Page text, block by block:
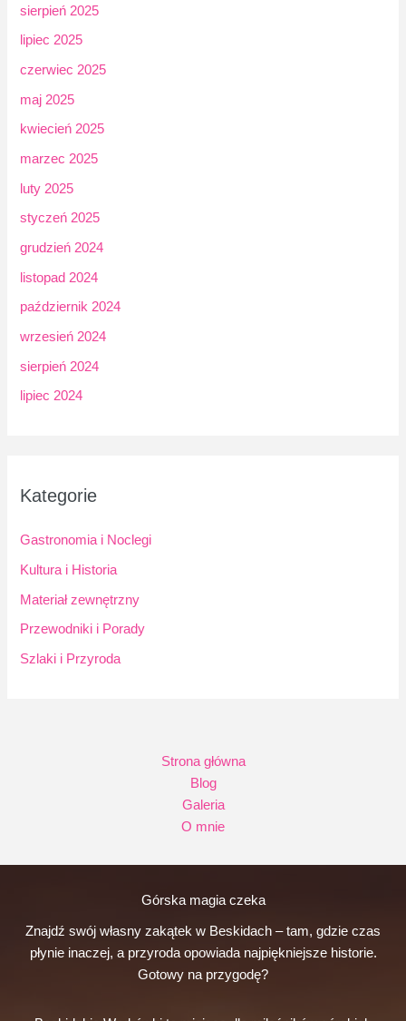
sierpień 2025
lipiec 2025
czerwiec 2025
maj 2025
kwiecień 2025
marzec 2025
luty 2025
styczeń 2025
grudzień 2024
listopad 2024
październik 2024
wrzesień 2024
sierpień 2024
lipiec 2024
Kategorie
Gastronomia i Noclegi
Kultura i Historia
Materiał zewnętrzny
Przewodniki i Porady
Szlaki i Przyroda
Strona główna
Blog
Galeria
O mnie
Górska magia czeka
Znajdź swój własny zakątek w Beskidach – tam, gdzie czas
płynie inaczej, a przyroda opowiada najpiękniejsze historie.
Gotowy na przygodę?